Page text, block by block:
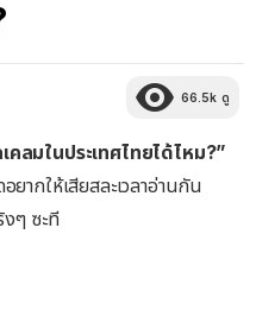
66.5k ดู
คลมในประเทศไทยได้ไหม?”
ยากให้เสียสละเวลาอ่านกัน
งๆ ซะที